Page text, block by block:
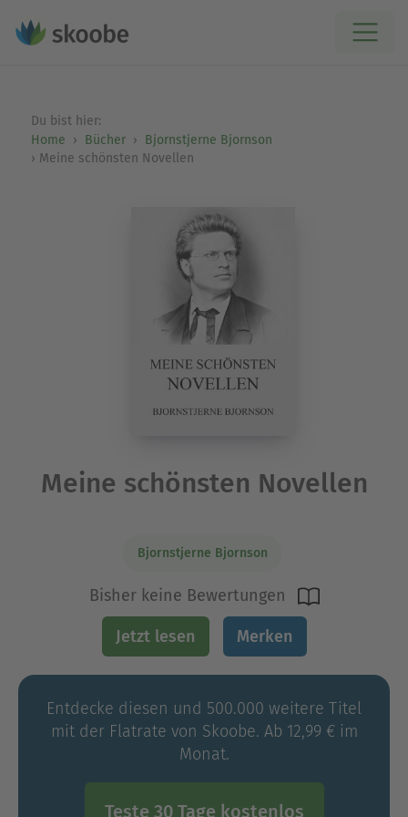
Du bist hier:
Home
Bücher
Bjornstjerne Bjornson
Meine schönsten Novellen
Meine schönsten Novellen
Bjornstjerne Bjornson
Bisher keine Bewertungen
Jetzt lesen Merken
Entdecke diesen und 500.000 weitere Titel
mit der Flatrate von Skoobe. Ab 12,99 € im
Monat.
Teste 30 Tage kostenlos